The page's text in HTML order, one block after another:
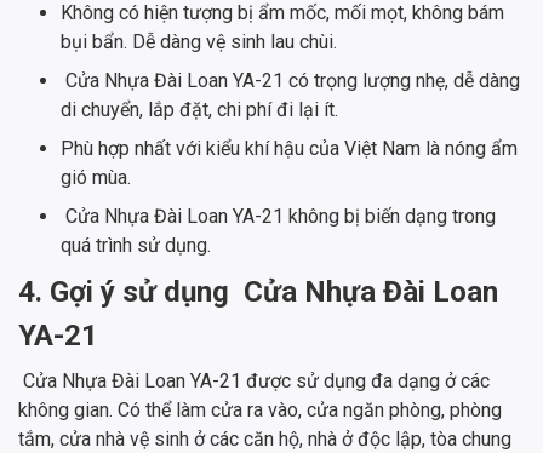
Không có hiện tượng bị ẩm mốc, mối mọt, không bám
bụi bẩn. Dễ dàng vệ sinh lau chùi.
Cửa Nhựa Đài Loan YA-21 có trọng lượng nhẹ, dễ dàng
di chuyển, lắp đặt, chi phí đi lại ít.
Phù hợp nhất với kiểu khí hậu của Việt Nam là nóng ẩm
gió mùa.
Cửa Nhựa Đài Loan YA-21 không bị biến dạng trong
quá trình sử dụng.
4. Gợi ý sử dụng Cửa Nhựa Đài Loan
YA-21
Cửa Nhựa Đài Loan YA-21 được sử dụng đa dạng ở các
không gian. Có thể làm cửa ra vào, cửa ngăn phòng, phòng
tắm, cửa nhà vệ sinh ở các căn hộ, nhà ở độc lập, tòa chung